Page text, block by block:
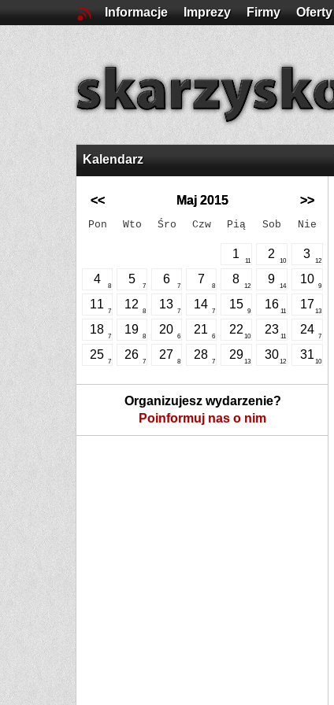
Informacje Imprezy Firmy Oferty
Kalendarz
<< Maj 2015 >>
Pon Wto Śro Czw Pią Sob Nie
1
11
2
10
3
12
4
8
5
7
6
7
7
8
8
12
9
14
10
9
11
7
12
8
13
7
14
7
15
9
16
11
17
13
18
7
19
8
20
6
21
6
22
10
23
11
24
7
25
7
26
7
27
8
28
7
29
13
30
12
31
10
Organizujesz wydarzenie?
Poinformuj nas o nim